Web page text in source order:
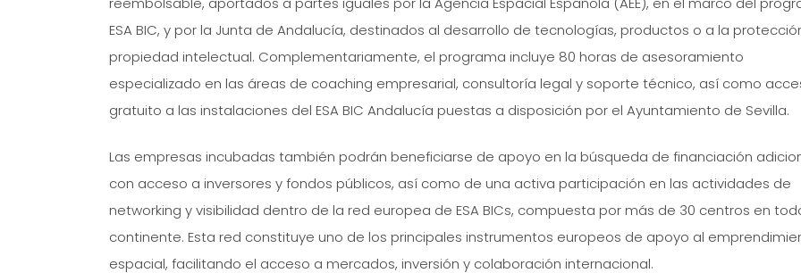
ESA BIC, y por la Junta de Andalucía, destinados al desarrollo de tecnologías, productos o a la
propiedad intelectual. Complementariamente, el programa incluye 80 horas de asesoramiento
especializado en las áreas de coaching empresarial, consultoría legal y soporte técnico, así como
gratuito a las instalaciones del ESA BIC Andalucía puestas a disposición por el Ayuntamiento de Sevilla.
Las empresas incubadas también podrán beneficiarse de apoyo en la búsqueda de financiación
con acceso a inversores y fondos públicos, así como de una activa participación en las actividades de
networking y visibilidad dentro de la red europea de ESA BICs, compuesta por más de 30 centros en
continente. Esta red constituye uno de los principales instrumentos europeos de apoyo al
espacial, facilitando el acceso a mercados, inversión y colaboración internacional.